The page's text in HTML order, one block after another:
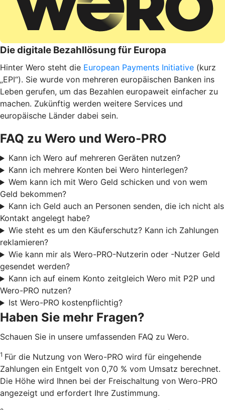
Die digitale Bezahllösung für Europa
Hinter Wero steht die European Payments Initiative (kurz
„EPI“). Sie wurde von mehreren europäischen Banken ins
Leben gerufen, um das Bezahlen europaweit einfacher zu
machen. Zukünftig werden weitere Services und
europäische Länder dabei sein.
FAQ zu Wero und Wero-PRO
Kann ich Wero auf mehreren Geräten nutzen?
Kann ich mehrere Konten bei Wero hinterlegen?
Wem kann ich mit Wero Geld schicken und von wem
Geld bekommen?
Kann ich Geld auch an Personen senden, die ich nicht als
Kontakt angelegt habe?
Wie steht es um den Käuferschutz? Kann ich Zahlungen
reklamieren?
Wie kann mir als Wero-PRO-Nutzerin oder -Nutzer Geld
gesendet werden?
Kann ich auf einem Konto zeitgleich Wero mit P2P und
Wero-PRO nutzen?
Ist Wero-PRO kostenpflichtig?
Haben Sie mehr Fragen?
Schauen Sie in unsere umfassenden FAQ zu Wero.
1 Für die Nutzung von Wero-PRO wird für eingehende
Zahlungen ein Entgelt von 0,70 % vom Umsatz berechnet.
Die Höhe wird Ihnen bei der Freischaltung von Wero-PRO
angezeigt und erfordert Ihre Zustimmung.